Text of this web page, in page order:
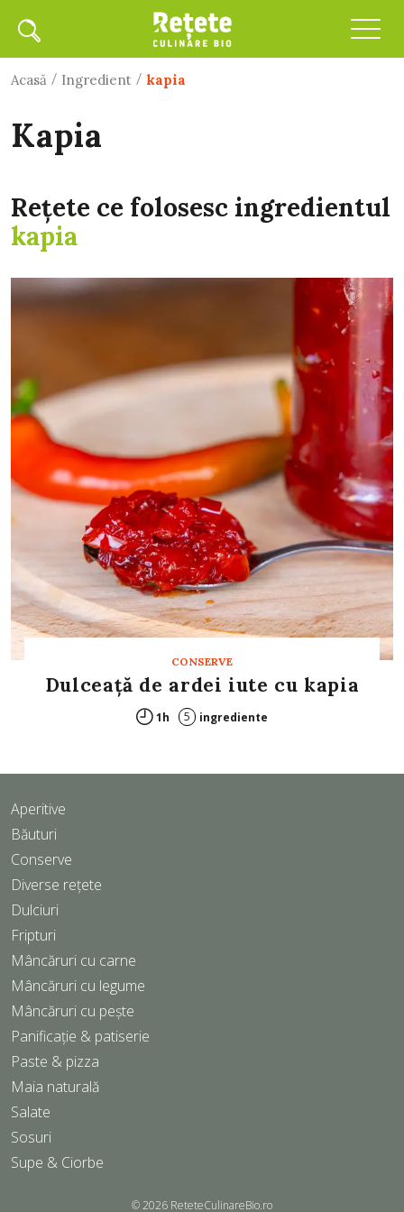
Acasă / Ingredient / kapia
kapia
Rețete ce folosesc ingredientul
kapia
CONSERVE
Dulceață de ardei iute cu kapia
1h 5 ingrediente
Aperitive
Băuturi
Conserve
Diverse rețete
Dulciuri
Fripturi
Mâncăruri cu carne
Mâncăruri cu legume
Mâncăruri cu pește
Panificație & patiserie
Paste & pizza
Maia naturală
Salate
Sosuri
Supe & Ciorbe
© 2026 ReteteCulinareBio.ro